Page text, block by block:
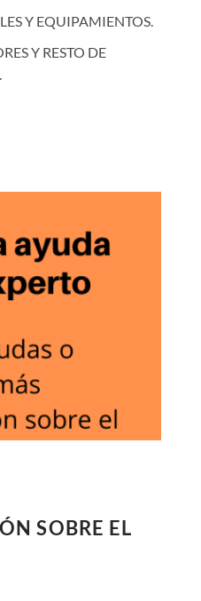
Y EQUIPAMIENTOS.
Y RESTO DE
SOBRE EL